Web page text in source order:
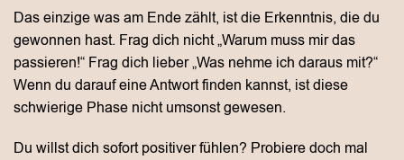
Das einzige was am Ende zählt, ist die Erkenntnis, die du
gewonnen hast. Frag dich nicht „Warum muss mir das
passieren!“ Frag dich lieber „Was nehme ich daraus mit?“
Wenn du darauf eine Antwort finden kannst, ist diese
schwierige Phase nicht umsonst gewesen.
Du willst dich sofort positiver fühlen? Probiere doch mal